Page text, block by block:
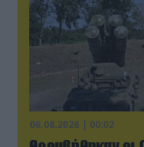
06.08.2026 | 00:02